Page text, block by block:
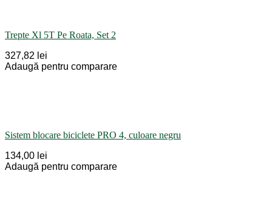
Trepte Xl 5T Pe Roata, Set 2
327,82 lei
Adaugă pentru comparare
Sistem blocare biciclete PRO 4, culoare negru
134,00 lei
Adaugă pentru comparare